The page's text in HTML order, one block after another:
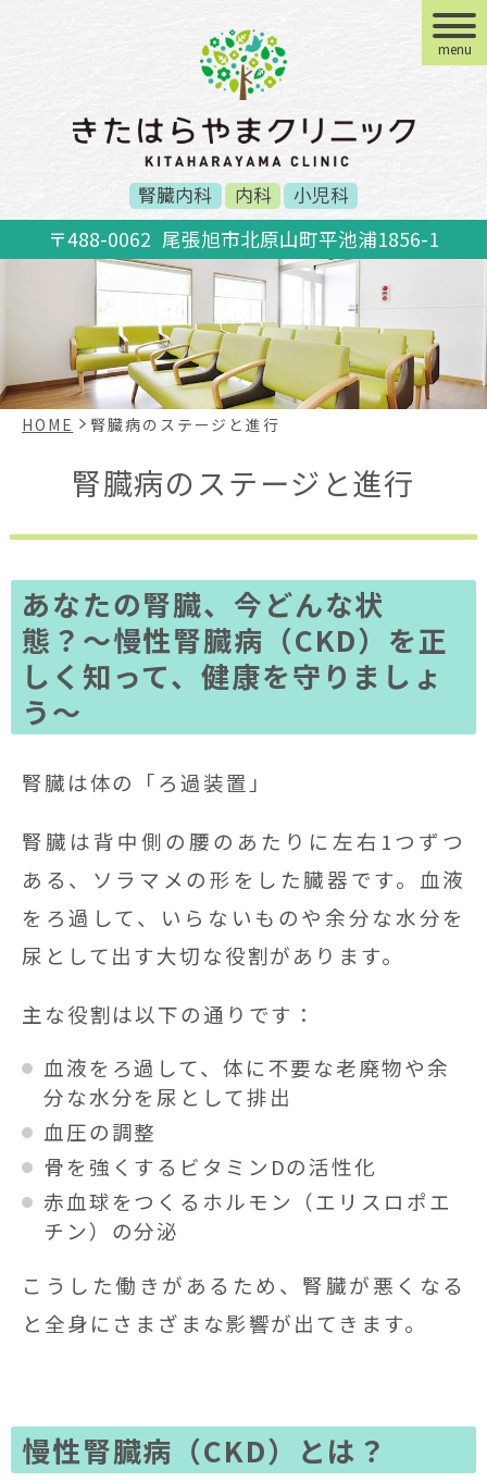
腎臓内科 内科 小児科
〒488-0062 尾張旭市北原山町平池浦1856-1
menu
HOME 腎臓病のステージと進行
腎臓病のステージと進行
あなたの腎臓、今どんな状
態？〜慢性腎臓病（CKD）を正
しく知って、健康を守りましょ
う〜
腎臓は体の「ろ過装置」
腎臓は背中側の腰のあたりに左右1つずつ
ある、ソラマメの形をした臓器です。血液
をろ過して、いらないものや余分な水分を
尿として出す大切な役割があります。
主な役割は以下の通りです：
血液をろ過して、体に不要な老廃物や余
分な水分を尿として排出
血圧の調整
骨を強くするビタミンDの活性化
赤血球をつくるホルモン（エリスロポエ
チン）の分泌
こうした働きがあるため、腎臓が悪くなる
と全身にさまざまな影響が出てきます。
慢性腎臓病（CKD）とは？